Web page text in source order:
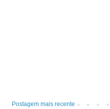
Postagem mais recente